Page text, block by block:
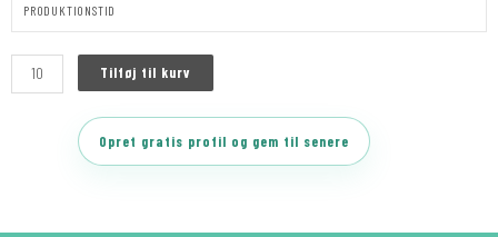
PRODUKTIONSTID
Tilføj til kurv
Opret gratis profil og gem til senere